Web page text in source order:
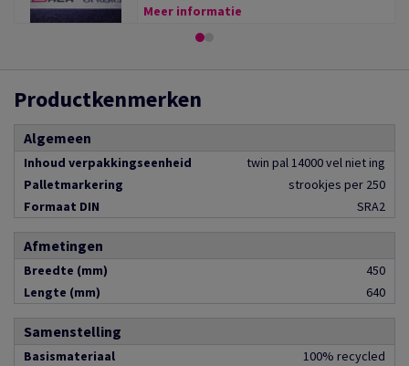
Meer informatie
Productkenmerken
Algemeen
Inhoud verpakkingseenheid
twin pal 14000 vel niet ing
Palletmarkering
strookjes per 250
Formaat DIN
SRA2
Afmetingen
Breedte (mm)
450
Lengte (mm)
640
Samenstelling
Basismateriaal
100% recycled